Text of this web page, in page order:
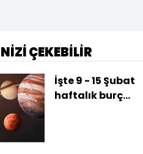
ÇEKEBİLİR
İşte 9 - 15 Şubat
haftalık burç